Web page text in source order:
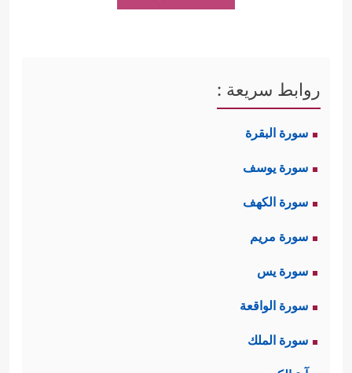
روابط سريعة :
سورة البقرة
سورة يوسف
سورة الكهف
سورة مريم
سورة يس
سورة الواقعة
سورة الملك